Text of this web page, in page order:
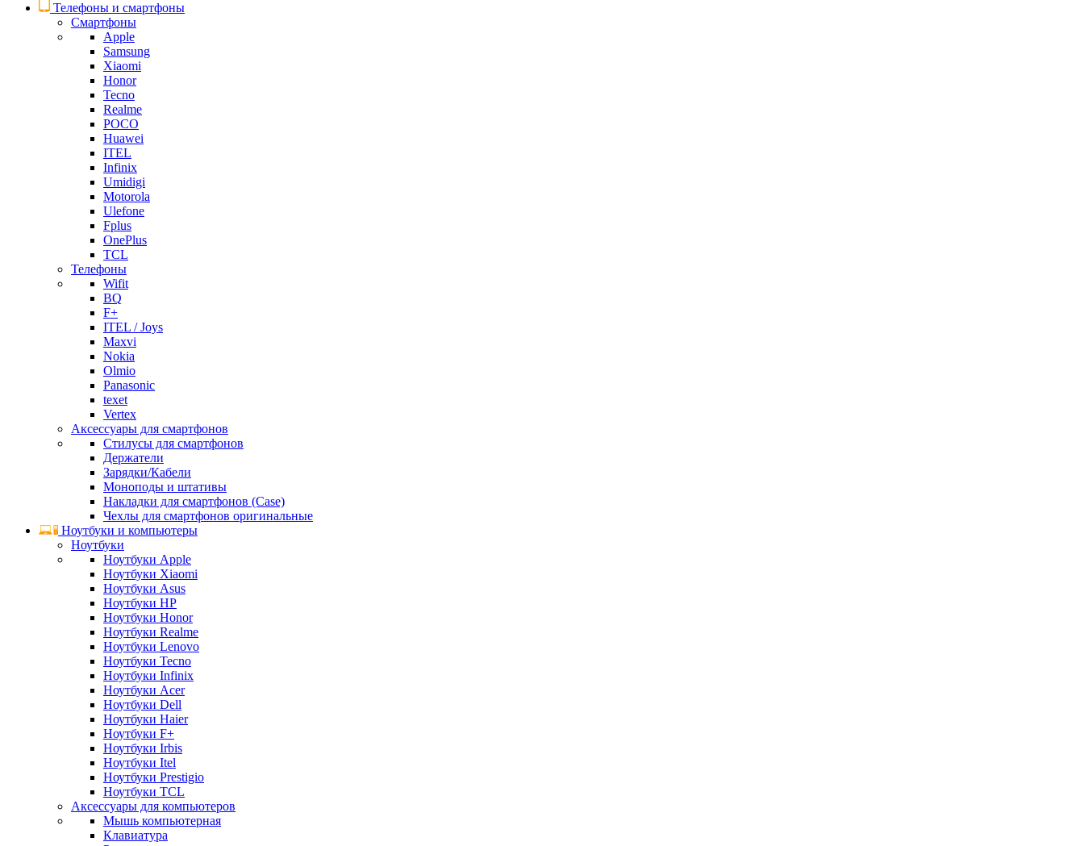
Телефоны и смартфоны
Смартфоны
Apple
Samsung
Xiaomi
Honor
Tecno
Realme
POCO
Huawei
ITEL
Infinix
Umidigi
Motorola
Ulefone
Fplus
OnePlus
TCL
Телефоны
Wifit
BQ
F+
ITEL / Joys
Maxvi
Nokia
Olmio
Panasonic
texet
Vertex
Аксессуары для смартфонов
Стилусы для смартфонов
Держатели
Зарядки/Кабели
Моноподы и штативы
Накладки для смартфонов (Case)
Чехлы для смартфонов оригинальные
Ноутбуки и компьютеры
Ноутбуки
Ноутбуки Apple
Ноутбуки Xiaomi
Ноутбуки Asus
Ноутбуки HP
Ноутбуки Honor
Ноутбуки Realme
Ноутбуки Lenovo
Ноутбуки Tecno
Ноутбуки Infinix
Ноутбуки Acer
Ноутбуки Dell
Ноутбуки Haier
Ноутбуки F+
Ноутбуки Irbis
Ноутбуки Itel
Ноутбуки Prestigio
Ноутбуки TCL
Аксессуары для компьютеров
Мышь компьютерная
Клавиатура